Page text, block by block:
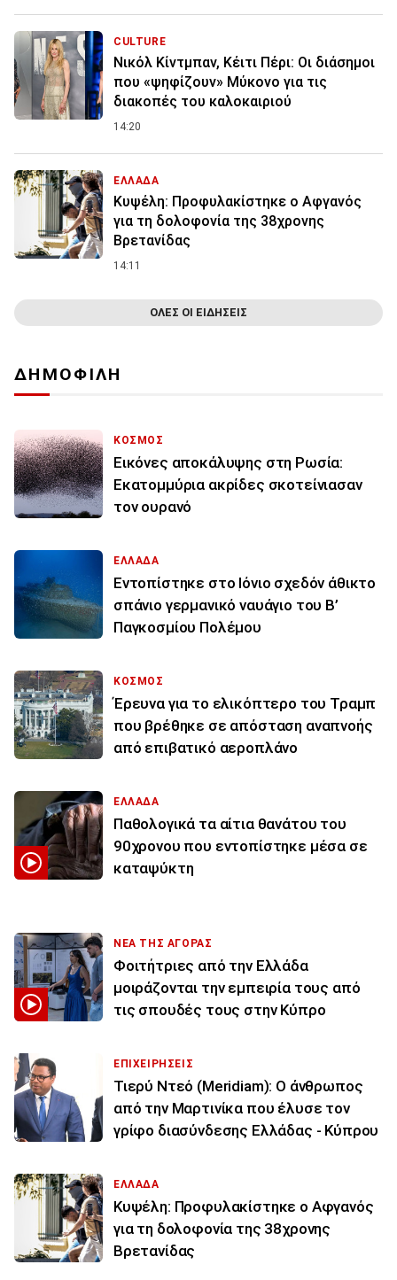
CULTURE
Νικόλ Κίντμπαν, Κέιτι Πέρι: Οι διάσημοι
που «ψηφίζουν» Μύκονο για τις
διακοπές του καλοκαιριού
14:20
ΕΛΛΑΔΑ
Κυψέλη: Προφυλακίστηκε ο Αφγανός
για τη δολοφονία της 38χρονης
Βρετανίδας
14:11
ΟΛΕΣ ΟΙ ΕΙΔΗΣΕΙΣ
ΔΗΜΟΦΙΛΗ
ΚΟΣΜΟΣ
Εικόνες αποκάλυψης στη Ρωσία:
Εκατομμύρια ακρίδες σκοτείνιασαν
τον ουρανό
ΕΛΛΑΔΑ
Εντοπίστηκε στο Ιόνιο σχεδόν άθικτο
σπάνιο γερμανικό ναυάγιο του Β’
Παγκοσμίου Πολέμου
ΚΟΣΜΟΣ
Έρευνα για το ελικόπτερο του Τραμπ
που βρέθηκε σε απόσταση αναπνοής
από επιβατικό αεροπλάνο
ΕΛΛΑΔΑ
Παθολογικά τα αίτια θανάτου του
90χρονου που εντοπίστηκε μέσα σε
καταψύκτη
ΝΕΑ ΤΗΣ ΑΓΟΡΑΣ
Φοιτήτριες από την Ελλάδα
μοιράζονται την εμπειρία τους από
τις σπουδές τους στην Κύπρο
ΕΠΙΧΕΙΡΗΣΕΙΣ
Τιερύ Ντεό (Meridiam): Ο άνθρωπος
από την Μαρτινίκα που έλυσε τον
γρίφο διασύνδεσης Ελλάδας - Κύπρου
ΕΛΛΑΔΑ
Κυψέλη: Προφυλακίστηκε ο Αφγανός
για τη δολοφονία της 38χρονης
Βρετανίδας